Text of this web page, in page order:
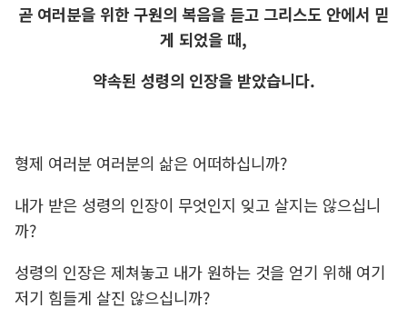
곧 여러분을 위한 구원의 복음을 듣고 그리스도 안에서 믿
게 되었을 때,
약속된 성령의 인장을 받았습니다.
형제 여러분 여러분의 삶은 어떠하십니까?
내가 받은 성령의 인장이 무엇인지 잊고 살지는 않으십니
까?
성령의 인장은 제쳐놓고 내가 원하는 것을 얻기 위해 여기
저기 힘들게 살진 않으십니까?